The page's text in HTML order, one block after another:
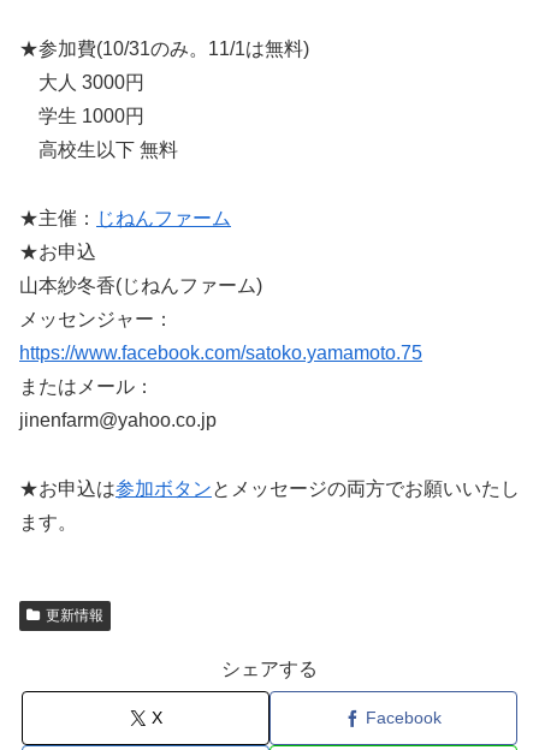
★参加費(10/31のみ。11/1は無料)
大人 3000円
学生 1000円
高校生以下 無料
★主催： じねんファーム
★お申込
山本紗冬香(じねんファーム)
メッセンジャー：
https://www.facebook.com/satoko.yamamoto.75
またはメール：
jinenfarm@yahoo.co.jp
★お申込は参加ボタンとメッセージの両方でお願いいたし
ます。
更新情報
シェアする
X Facebook